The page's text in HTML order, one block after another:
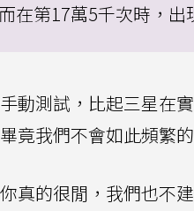
而在第17萬5千次時，出
動測試，比起三星在
竟我們不會如此頻繁
真的很閒，我們也不